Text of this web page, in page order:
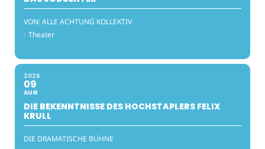
VON: ALLE ACHTUNG KOLLEKTIV
: Theater
2026
09
AUG
DIE BEKENNTNISSE DES HOCHSTAPLERS FELIX
KRULL
DIE DRAMATISCHE BÜHNE